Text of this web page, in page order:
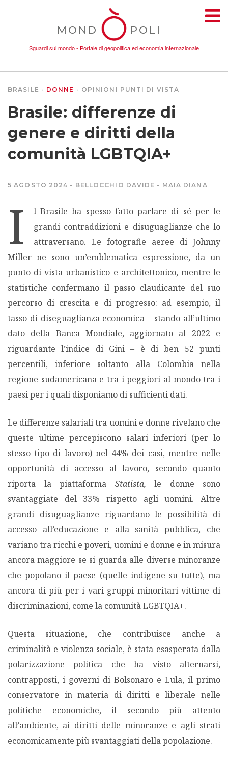
MOND POLI
Sguardi sul mondo - Portale di geopolitica ed economia internazionale
AMBIENTE
CONFLITTI
DONNE
ECONOMIA
MIGRAZIONI
POVERTÀ
SALUTE
EDITORIALI
PUNTI DI VISTA
SGUARDI E VOCI
MONDO IN CIFRE
NAVIGANDO IN RETE
PODCAST EVENTI
AUTORI
BRASILE DONNE OPINIONI PUNTI DI VISTA
Brasile: differenze di
genere e diritti della
comunità LGBTQIA+
5 AGOSTO 2024 BELLOCCHIO DAVIDE MAIA DIANA
I
l Brasile ha spesso fatto parlare di sé per le
grandi contraddizioni e disuguaglianze che lo
attraversano. Le fotografie aeree di Johnny
Miller ne sono un’emblematica espressione, da un
punto di vista urbanistico e architettonico, mentre le
statistiche confermano il passo claudicante del suo
percorso di crescita e di progresso: ad esempio, il
tasso di diseguaglianza economica – stando all’ultimo
dato della Banca Mondiale, aggiornato al 2022 e
riguardante l’indice di Gini – è di ben 52 punti
percentili, inferiore soltanto alla Colombia nella
regione sudamericana e tra i peggiori al mondo tra i
paesi per i quali disponiamo di sufficienti dati.
Le differenze salariali tra uomini e donne rivelano che
queste ultime percepiscono salari inferiori (per lo
stesso tipo di lavoro) nel 44% dei casi, mentre nelle
opportunità di accesso al lavoro, secondo quanto
riporta la piattaforma Statista, le donne sono
svantaggiate del 33% rispetto agli uomini. Altre
grandi disuguaglianze riguardano le possibilità di
accesso all’educazione e alla sanità pubblica, che
variano tra ricchi e poveri, uomini e donne e in misura
ancora maggiore se si guarda alle diverse minoranze
che popolano il paese (quelle indigene su tutte), ma
ancora di più per i vari gruppi minoritari vittime di
discriminazioni, come la comunità LGBTQIA+.
Questa situazione, che contribuisce anche a
criminalità e violenza sociale, è stata esasperata dalla
polarizzazione politica che ha visto alternarsi,
contrapposti, i governi di Bolsonaro e Lula, il primo
conservatore in materia di diritti e liberale nelle
politiche economiche, il secondo più attento
all’ambiente, ai diritti delle minoranze e agli strati
economicamente più svantaggiati della popolazione.